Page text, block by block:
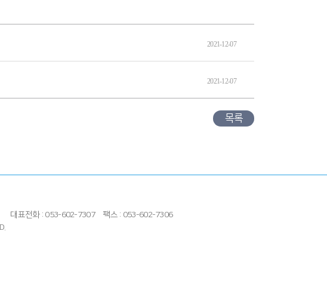
2021-12-07
2021-12-07
목록
대표전화 : 053-602-7307
팩스 : 053-602-7306